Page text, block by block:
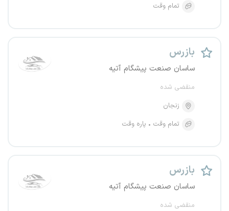
تمام وقت
بازرس
ساسان صنعت پیشگام آتیه
منقضی شده
زنجان
تمام وقت
پاره وقت
بازرس
ساسان صنعت پیشگام آتیه
منقضی شده